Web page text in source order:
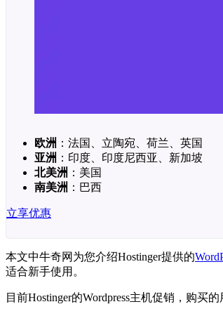
欧洲 ：法国、立陶宛、荷兰、英国
亚洲 ：印度、印度尼西亚、新加坡
北美洲 ：美国
南美洲 ：巴西
立享优惠
本文中牛奇网为您介绍Hostinger提供的
适合新手使用。
目前Hostinger的Wordpress主机促销，购买